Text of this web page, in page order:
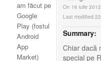
On 16 iulie 2012
Last modified:
Summary:
Chiar dacă
special pe
am făcut pe
Google
Play (fostul
Android
App
Market)